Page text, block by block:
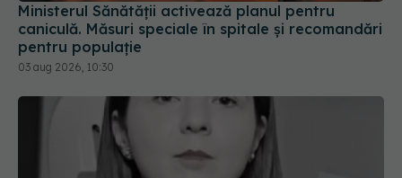
Ministerul Sănătății activează planul pentru
caniculă. Măsuri speciale în spitale și recomandări
pentru populație
03 aug 2026, 10:30